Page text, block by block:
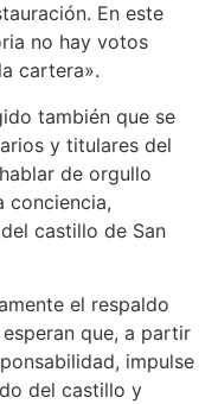
En este
no hay votos
cartera».
también que se
y titulares del
de orgullo
conciencia,
castillo de San
el respaldo
que, a partir
impulse
del castillo y